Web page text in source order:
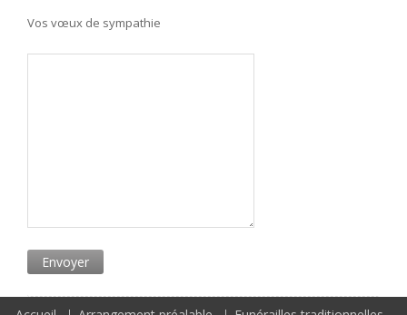
Vos vœux de sympathie